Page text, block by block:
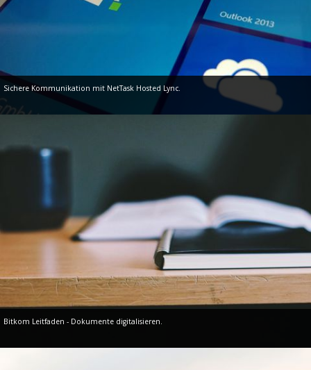
Sichere Kommunikation mit NetTask Hosted Lync.
Bitkom Leitfaden - Dokumente digitalisieren.